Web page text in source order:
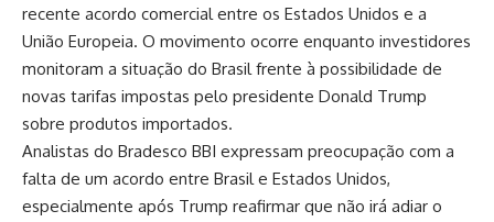
recente acordo comercial entre os Estados Unidos e a
União Europeia. O movimento ocorre enquanto investidores
monitoram a situação do Brasil frente à possibilidade de
novas tarifas impostas pelo presidente Donald Trump
sobre produtos importados.
Analistas do Bradesco BBI expressam preocupação com a
falta de um acordo entre Brasil e Estados Unidos,
especialmente após Trump reafirmar que não irá adiar o